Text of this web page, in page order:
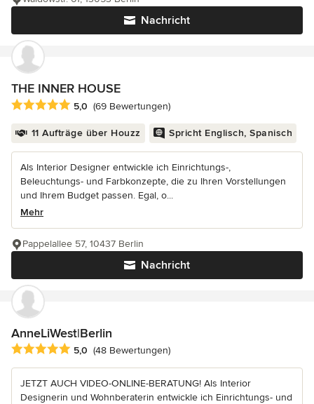
Nachricht
THE INNER HOUSE
Durchschnittliche Bewertung: 5 von 5 Sternen
5,0 (69 Bewertungen)
11 Aufträge über Houzz Spricht Englisch, Spanisch
Als Interior Designer entwickle ich Einrichtungs-,
Beleuchtungs- und Farbkonzepte, die zu Ihren Vorstellungen
und Ihrem Budget passen. Egal, o...
Mehr
Nachricht
Pappelallee 57, 10437 Berlin
AnneLiWest|Berlin
Durchschnittliche Bewertung: 5 von 5 Sternen
5,0 (48 Bewertungen)
JETZT AUCH VIDEO-ONLINE-BERATUNG! Als Interior
Designerin und Wohnberaterin entwickle ich Einrichtungs- und